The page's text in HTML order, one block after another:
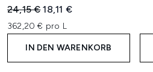
Unverbindliche Preisempfehlung:
24,15 €Aktueller Preis:
18,11 €
362,20 € pro L
IN DEN WARENKORB